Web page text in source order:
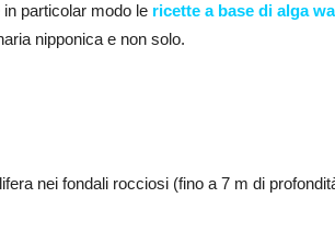
in particolar modo le ricette a base di alga
nipponica e non solo.
nei fondali rocciosi (fino a 7 m di